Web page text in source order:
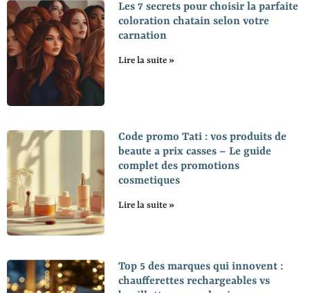
Les 7 secrets pour choisir la parfaite
coloration chatain selon votre
carnation
Lire la suite »
Code promo Tati : vos produits de
beaute a prix casses – Le guide
complet des promotions
cosmetiques
Lire la suite »
Top 5 des marques qui innovent :
chaufferettes rechargeables vs